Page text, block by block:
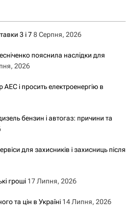
3 і 78 Серпня, 2026
пояснила наслідки для
2026
АЕС і просить електроенергію в
бензин і автогаз: причини та
для захисників і захисниць після
гроші 17 Липня, 2026
та цін в Україні 14 Липня, 2026